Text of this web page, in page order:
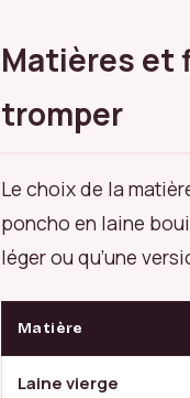
Matières et
tromper
Le choix de la
poncho en laine
léger ou qu’une
Matière
Laine vierge